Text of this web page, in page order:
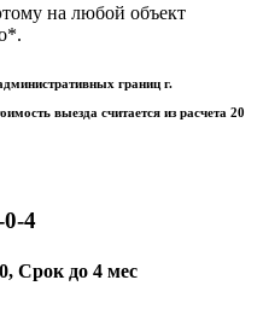
на любой объект
границ г.
выезда считается из расчета 20
4
Срок до 4 мес